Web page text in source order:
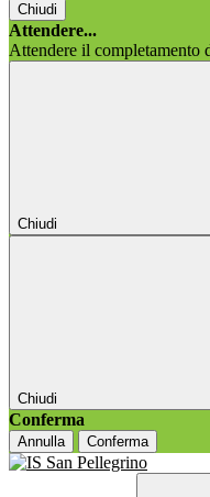
Chiudi
Attendere...
Attendere il completamento
Chiudi
Chiudi
Conferma
Annulla Conferma